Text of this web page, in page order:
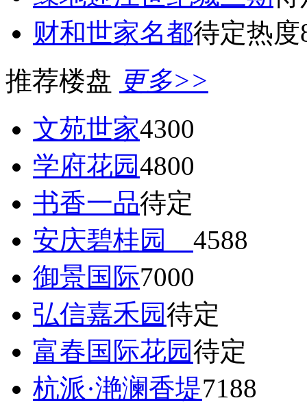
财和世家名都待定热度
推荐楼盘 更多>>
文苑世家4300
学府花园4800
书香一品待定
安庆碧桂园 4588
御景国际7000
弘信嘉禾园待定
富春国际花园待定
杭派·滟澜香堤7188